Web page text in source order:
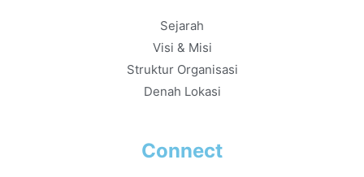
Sejarah
Visi & Misi
Struktur Organisasi
Denah Lokasi
Connect